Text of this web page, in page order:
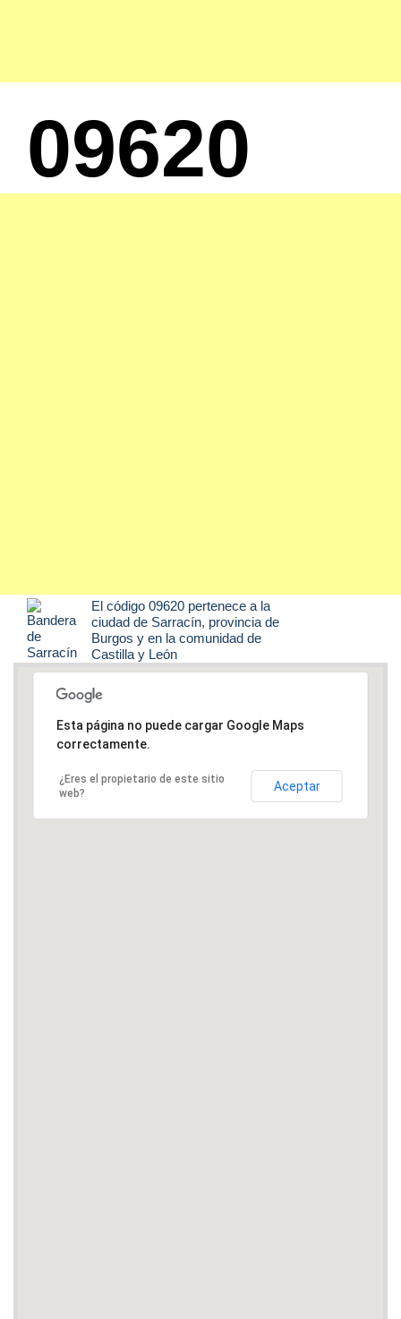
09620
El código 09620 pertenece a la
ciudad de Sarracín, provincia de
Burgos y en la comunidad de
Castilla y León
Esta página no puede cargar Google Maps
correctamente.
¿Eres el propietario de este sitio
web?
Aceptar